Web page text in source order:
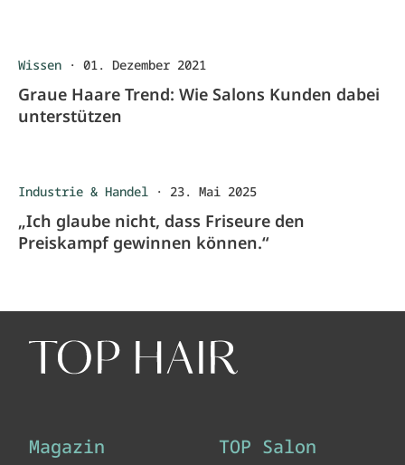
Wissen · 01. Dezember 2021
Graue Haare Trend: Wie Salons Kunden dabei
unterstützen
Industrie & Handel · 23. Mai 2025
„Ich glaube nicht, dass Friseure den
Preiskampf gewinnen können.“
Magazin TOP Salon